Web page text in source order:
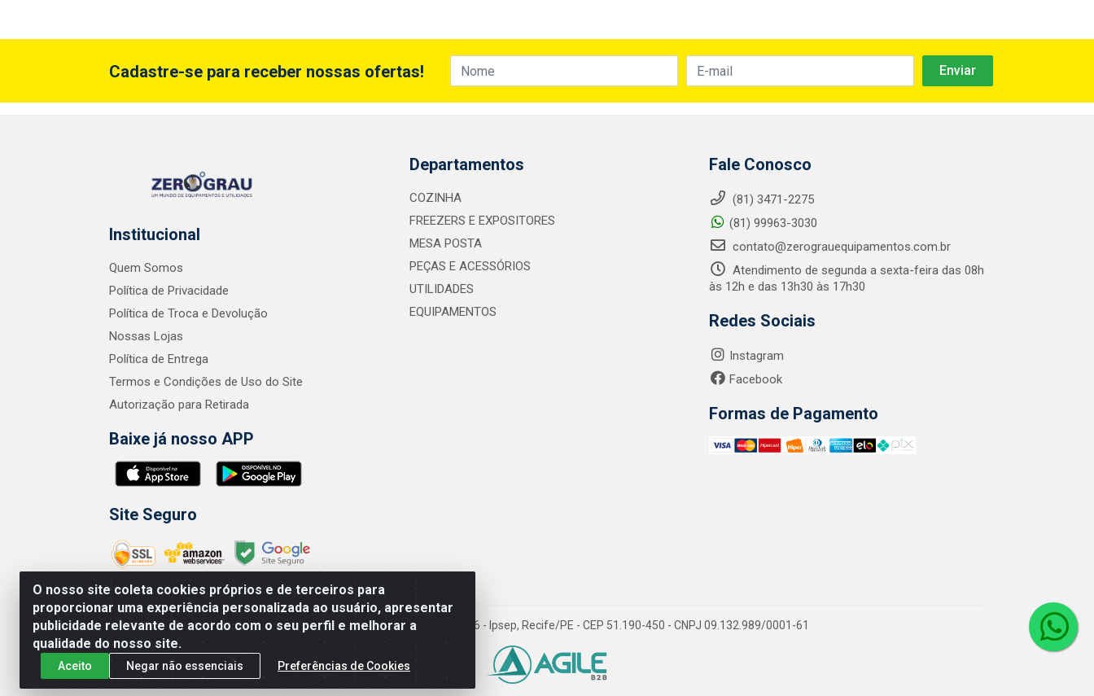
O nosso site coleta cookies próprios e de terceiros para
proporcionar uma experiência personalizada ao usuário, apresentar
publicidade relevante de acordo com o seu perfil e melhorar a
qualidade do nosso site.
Aceito Negar não essenciais Preferências de Cookies
Cadastre-se para receber nossas ofertas!
Institucional
Quem Somos
Política de Privacidade
Política de Troca e Devolução
Nossas Lojas
Política de Entrega
Termos e Condições de Uso do Site
Autorização para Retirada
Baixe já nosso APP
Site Seguro
Departamentos
COZINHA
FREEZERS E EXPOSITORES
MESA POSTA
PEÇAS E ACESSÓRIOS
UTILIDADES
EQUIPAMENTOS
Fale Conosco
(81) 3471-2275
(81) 99963-3030
contato@zerograuequipamentos.com.br
Atendimento de segunda a sexta-feira das 08h
às 12h e das 13h30 às 17h30
Redes Sociais
Instagram
Facebook
Formas de Pagamento
Zero Grau - Rua Jean Emile Favre, 746 - Ipsep, Recife/PE - CEP 51.190-450 - CNPJ 09.132.989/0001-61